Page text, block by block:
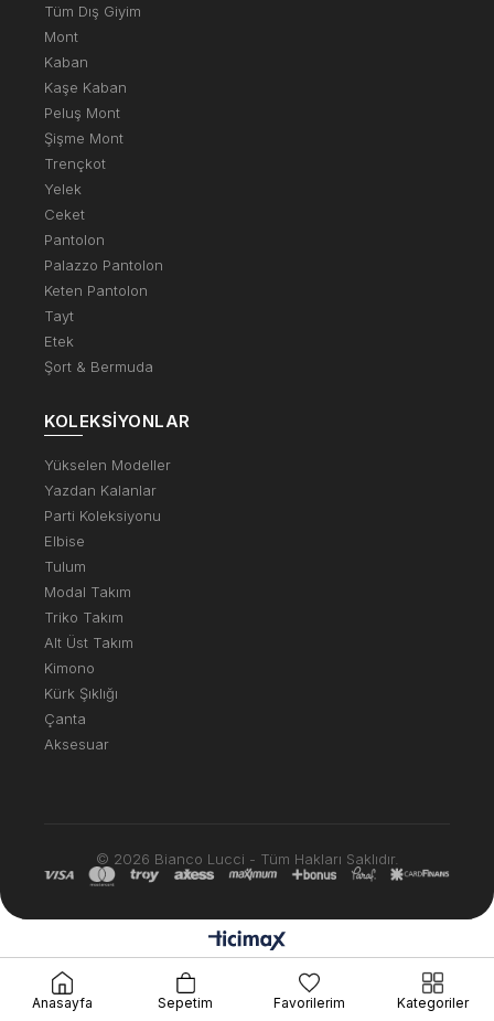
Tüm Dış Giyim
Mont
Kaban
Kaşe Kaban
Peluş Mont
Şişme Mont
Trençkot
Yelek
Ceket
Pantolon
Palazzo Pantolon
Keten Pantolon
Tayt
Etek
Şort & Bermuda
KOLEKSIYONLAR
Yükselen Modeller
Yazdan Kalanlar
Parti Koleksiyonu
Elbise
Tulum
Modal Takım
Triko Takım
Alt Üst Takım
Kimono
Kürk Şıklığı
Çanta
Aksesuar
© 2026 Bianco Lucci - Tüm Hakları Saklıdır.
Anasayfa Sepetim Favorilerim Kategoriler